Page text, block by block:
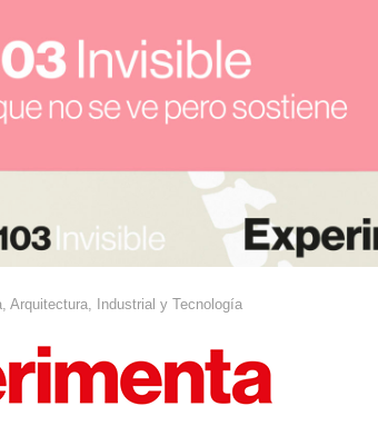
Arquitectura, Industrial y Tecnología